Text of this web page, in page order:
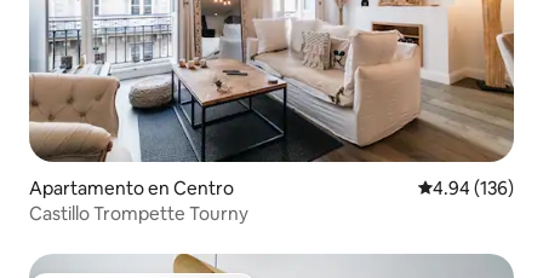
Apartamento en Centro Calificación
4.94 (136)
Castillo Trompette Tourny